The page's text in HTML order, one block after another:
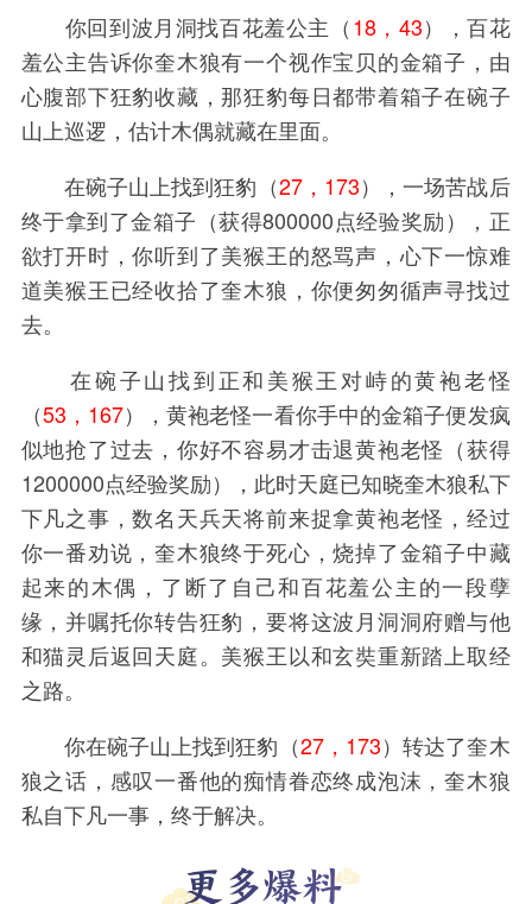
你回到波月洞找百花羞公主（18，43），百花
羞公主告诉你奎木狼有一个视作宝贝的金箱子，由
心腹部下狂豹收藏，那狂豹每日都带着箱子在碗子
山上巡逻，估计木偶就藏在里面。
在碗子山上找到狂豹（27，173），一场苦战后
终于拿到了金箱子（获得800000点经验奖励），正
欲打开时，你听到了美猴王的怒骂声，心下一惊难
道美猴王已经收拾了奎木狼，你便匆匆循声寻找过
去。
在碗子山找到正和美猴王对峙的黄袍老怪
（53，167），黄袍老怪一看你手中的金箱子便发疯
似地抢了过去，你好不容易才击退黄袍老怪（获得
1200000点经验奖励），此时天庭已知晓奎木狼私下
下凡之事，数名天兵天将前来捉拿黄袍老怪，经过
你一番劝说，奎木狼终于死心，烧掉了金箱子中藏
起来的木偶，了断了自己和百花羞公主的一段孽
缘，并嘱托你转告狂豹，要将这波月洞洞府赠与他
和猫灵后返回天庭。美猴王以和玄奘重新踏上取经
之路。
你在碗子山上找到狂豹（27，173）转达了奎木
狼之话，感叹一番他的痴情眷恋终成泡沫，奎木狼
私自下凡一事，终于解决。